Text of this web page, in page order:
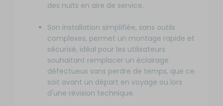
des nuits en aire de service.
Son installation simplifiée, sans outils
complexes, permet un montage rapide et
sécurisé, idéal pour les utilisateurs
souhaitant remplacer un éclairage
défectueux sans perdre de temps, que ce
soit avant un départ en voyage ou lors
d'une révision technique.